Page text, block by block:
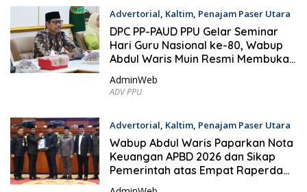
Advertorial Kaltim, Penajam Paser Utara
28 November 2025
DPC PP-PAUD PPU Gelar Seminar
Hari Guru Nasional ke-80, Wabup
Abdul Waris Muin Resmi Membuka
AdminWeb
ADV PPU
Advertorial Kaltim, Penajam Paser Utara
28 November 2025
Wabup Abdul Waris Paparkan Nota
Keuangan APBD 2026 dan Sikap
Pemerintah atas Empat Raperda